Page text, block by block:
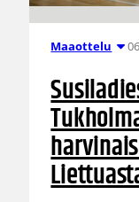
Maaottelu